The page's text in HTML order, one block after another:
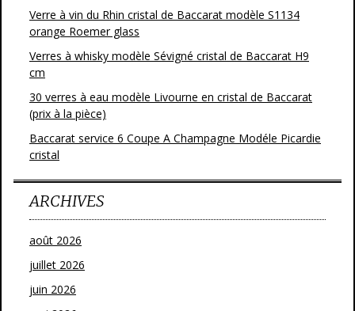
Verre à vin du Rhin cristal de Baccarat modèle S1134
orange Roemer glass
Verres à whisky modèle Sévigné cristal de Baccarat H9
cm
30 verres à eau modèle Livourne en cristal de Baccarat
(prix à la pièce)
Baccarat service 6 Coupe A Champagne Modéle Picardie
cristal
ARCHIVES
août 2026
juillet 2026
juin 2026